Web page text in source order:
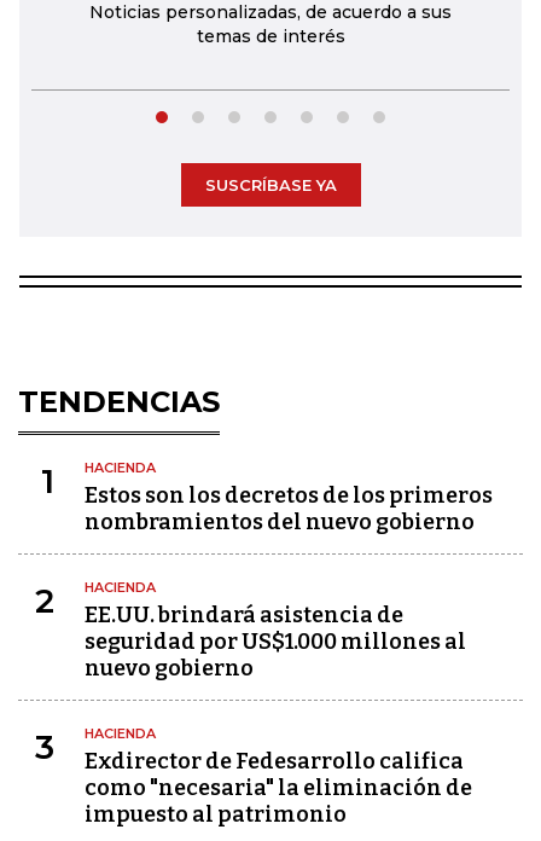
Noticias personalizadas, de acuerdo a sus
temas de interés
SUSCRÍBASE YA
TENDENCIAS
1 HACIENDA
Estos son los decretos de los primeros
nombramientos del nuevo gobierno
2 HACIENDA
EE.UU. brindará asistencia de
seguridad por US$1.000 millones al
nuevo gobierno
3 HACIENDA
Exdirector de Fedesarrollo califica
como "necesaria" la eliminación de
impuesto al patrimonio